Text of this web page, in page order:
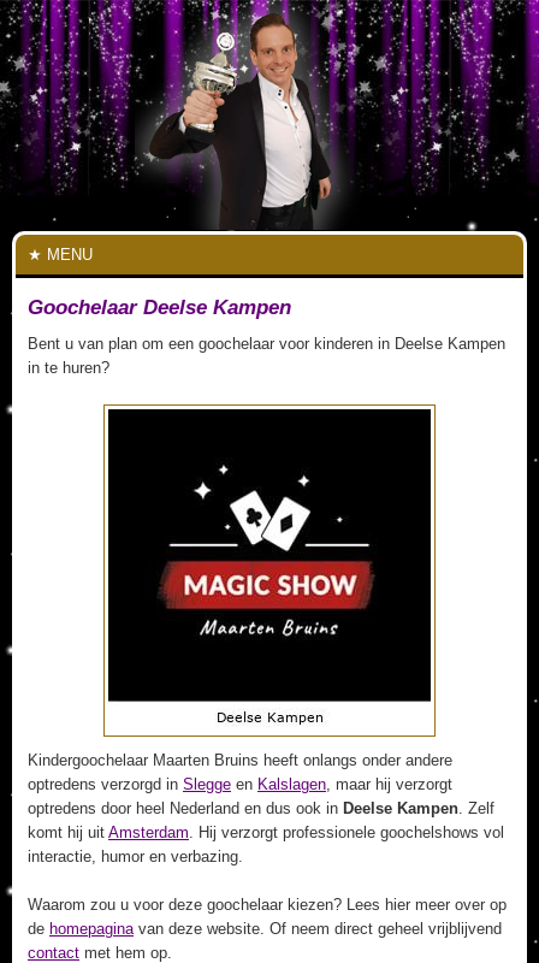
MENU
Goochelaar Deelse Kampen
Bent u van plan om een goochelaar voor kinderen in Deelse Kampen
in te huren?
Kindergoochelaar Maarten Bruins heeft onlangs onder andere
optredens verzorgd in Slegge en Kalslagen, maar hij verzorgt
optredens door heel Nederland en dus ook in Deelse Kampen. Zelf
komt hij uit Amsterdam. Hij verzorgt professionele goochelshows vol
interactie, humor en verbazing.
Waarom zou u voor deze goochelaar kiezen? Lees hier meer over op
de homepaginavan deze website. Of neem direct geheel vrijblijvend
contact met hem op.